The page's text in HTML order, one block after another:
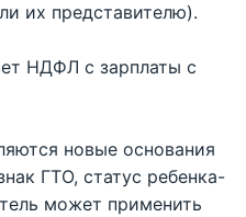
их представителю).
НДФЛ с зарплаты с
новые основания
ГТО, статус ребенка-
может применить